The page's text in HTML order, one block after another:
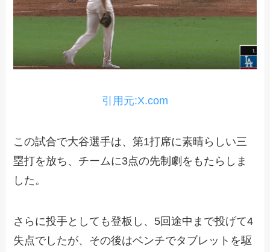
引用元:X.com
この試合で大谷選手は、第1打席に素晴らしい三
塁打を放ち、チームに3点の先制劇をもたらしま
した。
さらに投手としても登板し、5回途中まで投げて4
失点でしたが、その後はベンチでタブレットを駆